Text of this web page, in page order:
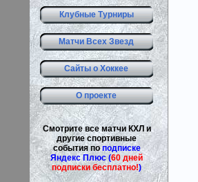
Клубные Турниры
Матчи Всех Звезд
Сайты о Хоккее
О проекте
Смотрите все матчи КХЛ и
другие спортивные
события поподписке
Яндекс Плюс (60 дней
подписки бесплатно!)